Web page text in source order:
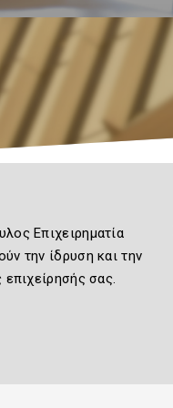
Επιχειρηματία
την ίδρυση και την
επιχείρησής σας.